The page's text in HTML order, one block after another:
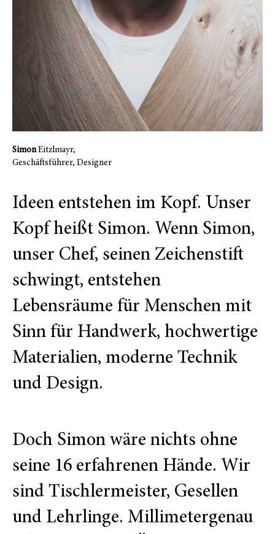
SimonEitzlmayr,
Geschäftsführer, Designer
Ideen entstehen im Kopf. Unser
Kopf heißt Simon. Wenn Simon,
unser Chef, seinen Zeichenstift
schwingt, entstehen
Lebensräume für Menschen mit
Sinn für Handwerk, hochwertige
Materialien, moderne Technik
und Design.
Doch Simon wäre nichts ohne
seine 16 erfahrenen Hände. Wir
sind Tischlermeister, Gesellen
und Lehrlinge. Millimetergenau